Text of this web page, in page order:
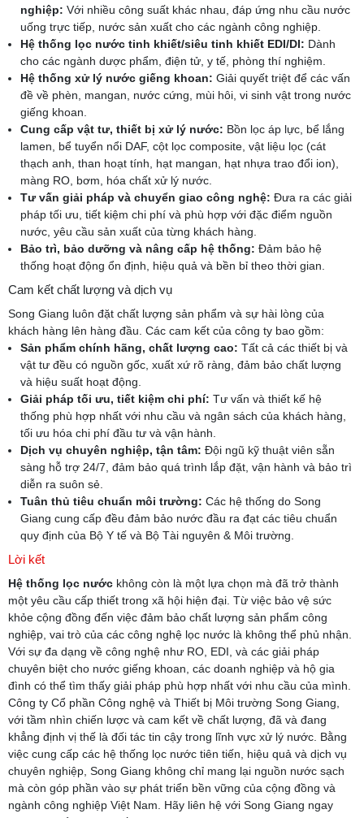
nghiệp: Với nhiều công suất khác nhau, đáp ứng nhu cầu nước
uống trực tiếp, nước sản xuất cho các ngành công nghiệp.
Hệ thống lọc nước tinh khiết/siêu tinh khiết EDI/DI: Dành
cho các ngành dược phẩm, điện tử, y tế, phòng thí nghiệm.
Hệ thống xử lý nước giếng khoan: Giải quyết triệt để các vấn
đề về phèn, mangan, nước cứng, mùi hôi, vi sinh vật trong nước
giếng khoan.
Cung cấp vật tư, thiết bị xử lý nước: Bồn lọc áp lực, bể lắng
lamen, bể tuyển nổi DAF, cột lọc composite, vật liệu lọc (cát
thạch anh, than hoạt tính, hạt mangan, hạt nhựa trao đổi ion),
màng RO, bơm, hóa chất xử lý nước.
Tư vấn giải pháp và chuyển giao công nghệ: Đưa ra các giải
pháp tối ưu, tiết kiệm chi phí và phù hợp với đặc điểm nguồn
nước, yêu cầu sản xuất của từng khách hàng.
Bảo trì, bảo dưỡng và nâng cấp hệ thống: Đảm bảo hệ
thống hoạt động ổn định, hiệu quả và bền bỉ theo thời gian.
Cam kết chất lượng và dịch vụ
Song Giang luôn đặt chất lượng sản phẩm và sự hài lòng của
khách hàng lên hàng đầu. Các cam kết của công ty bao gồm:
Sản phẩm chính hãng, chất lượng cao: Tất cả các thiết bị và
vật tư đều có nguồn gốc, xuất xứ rõ ràng, đảm bảo chất lượng
và hiệu suất hoạt động.
Giải pháp tối ưu, tiết kiệm chi phí: Tư vấn và thiết kế hệ
thống phù hợp nhất với nhu cầu và ngân sách của khách hàng,
tối ưu hóa chi phí đầu tư và vận hành.
Dịch vụ chuyên nghiệp, tận tâm: Đội ngũ kỹ thuật viên sẵn
sàng hỗ trợ 24/7, đảm bảo quá trình lắp đặt, vận hành và bảo trì
diễn ra suôn sẻ.
Tuân thủ tiêu chuẩn môi trường: Các hệ thống do Song
Giang cung cấp đều đảm bảo nước đầu ra đạt các tiêu chuẩn
quy định của Bộ Y tế và Bộ Tài nguyên & Môi trường.
Lời kết
Hệ thống lọc nước không còn là một lựa chọn mà đã trở thành
một yêu cầu cấp thiết trong xã hội hiện đại. Từ việc bảo vệ sức
khỏe cộng đồng đến việc đảm bảo chất lượng sản phẩm công
nghiệp, vai trò của các công nghệ lọc nước là không thể phủ nhận.
Với sự đa dạng về công nghệ như RO, EDI, và các giải pháp
chuyên biệt cho nước giếng khoan, các doanh nghiệp và hộ gia
đình có thể tìm thấy giải pháp phù hợp nhất với nhu cầu của mình.
Công ty Cổ phần Công nghệ và Thiết bị Môi trường Song Giang,
với tầm nhìn chiến lược và cam kết về chất lượng, đã và đang
khẳng định vị thế là đối tác tin cậy trong lĩnh vực xử lý nước. Bằng
việc cung cấp các hệ thống lọc nước tiên tiến, hiệu quả và dịch vụ
chuyên nghiệp, Song Giang không chỉ mang lại nguồn nước sạch
mà còn góp phần vào sự phát triển bền vững của cộng đồng và
ngành công nghiệp Việt Nam. Hãy liên hệ với Song Giang ngay